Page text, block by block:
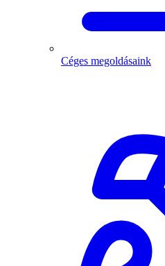
Céges megoldásaink